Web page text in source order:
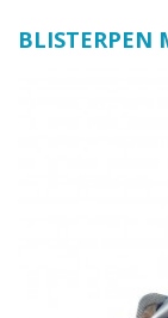
BLISTERPEN